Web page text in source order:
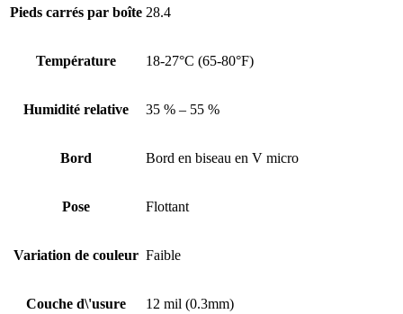
Pieds carrés par boîte 28.4
Température 18-27°C (65-80°F)
Humidité relative 35 % – 55 %
Bord Bord en biseau en V micro
Pose Flottant
Variation de couleur Faible
Couche d\'usure 12 mil (0.3mm)